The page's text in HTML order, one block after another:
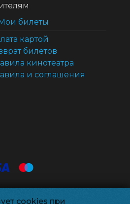
cookies при
билеты
картой
билетов
кинотеатра
и соглашения